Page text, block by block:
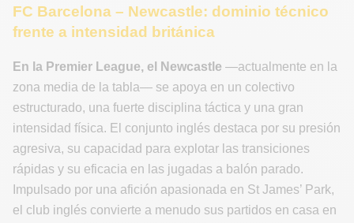
FC Barcelona – Newcastle: dominio técnico
frente a intensidad británica
En la Premier League, el Newcastle —actualmente en la
zona media de la tabla— se apoya en un colectivo
estructurado, una fuerte disciplina táctica y una gran
intensidad física. El conjunto inglés destaca por su presión
agresiva, su capacidad para explotar las transiciones
rápidas y su eficacia en las jugadas a balón parado.
Impulsado por una afición apasionada en St James’ Park,
el club inglés convierte a menudo sus partidos en casa en